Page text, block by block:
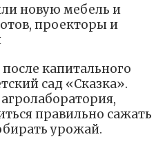
новую мебель и
проекторы и
капитального
сад «Сказка».
правильно сажать
урожай.